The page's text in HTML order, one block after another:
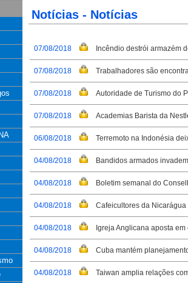
Notícias - Notícias
07/08/2018 Incêndio destrói armazém
07/08/2018 Trabalhadores são
07/08/2018 Autoridade de Turismo do
07/08/2018 Academias Barista da
06/08/2018 Terremoto na Indonésia
04/08/2018 Bandidos armados
04/08/2018 Boletim semanal do
04/08/2018 Cafeicultores da
04/08/2018 Igreja Anglicana aposta
04/08/2018 Cuba mantém
04/08/2018 Taiwan amplia relações